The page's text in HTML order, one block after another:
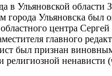
в Ульяновской области
города Ульяновска был
центра
главного
был признан
религиозной ненависти